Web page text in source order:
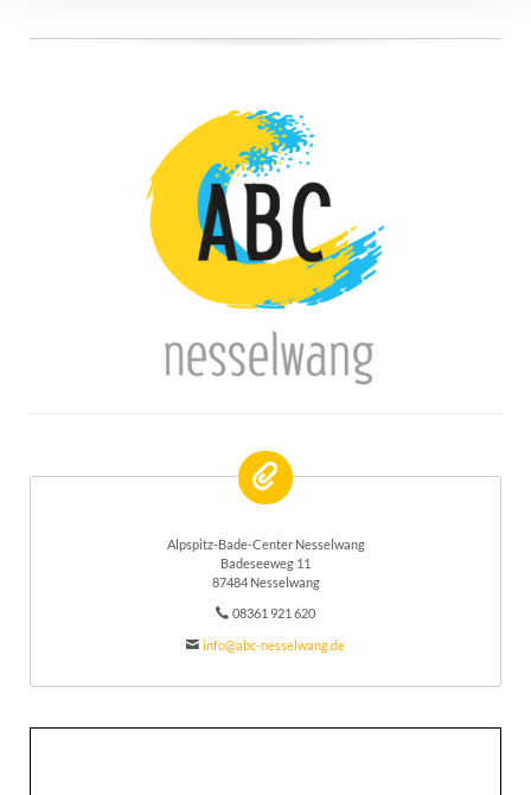
Alpspitz-Bade-Center Nesselwang
Badeseeweg 11
87484 Nesselwang
08361 921 620
info@abc-nesselwang.de